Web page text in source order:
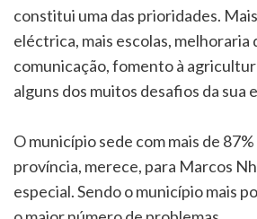
constitui uma das prioridades.
eléctrica, mais escolas, melhoraria
comunicação, fomento à
alguns dos muitos desafios da sua
O município sede com mais de
província, merece, para Marcos
especial. Sendo o município mais